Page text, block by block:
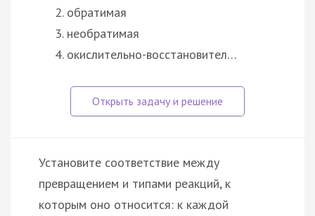
обратимая
необратимая
окислительно-восстановител…
Установите соответствие между
превращением и типами реакций, к
которым оно относится: к каждой